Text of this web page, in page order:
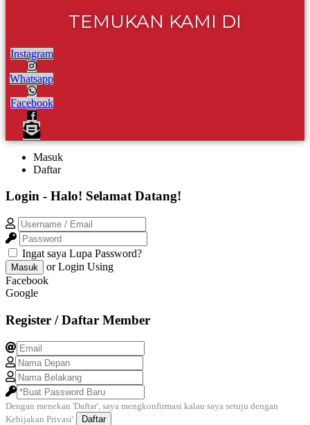
TEMUKAN KAMI DI
Instagram
Whatsapp
Facebook
Masuk
Daftar
Login - Halo! Selamat Datang!
Ingat saya Lupa Password?
Masuk
or Login Using
Facebook
Google
Register / Daftar Member
Dengan menekan 'Daftar', saya mengkonfirmasi kalau saya setuju dengan
Kebijakan Privasi'
Daftar